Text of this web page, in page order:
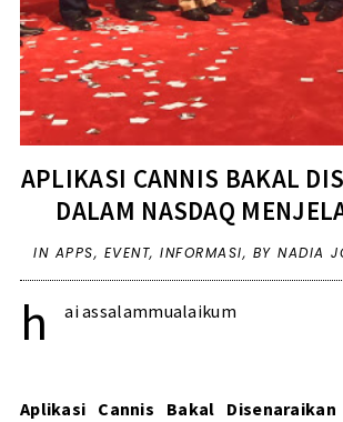
APLIKASI CANNIS BAKAL
DALAM NASDAQ
IN APPS, EVENT, INFORMASI, BY NADIA
h ai assalammualaikum
Aplikasi Cannis Bakal